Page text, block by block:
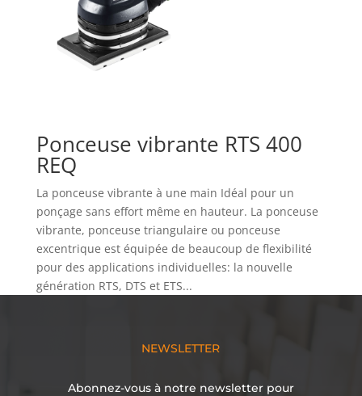
Ponceuse vibrante RTS 400
REQ
La ponceuse vibrante à une main Idéal pour un
ponçage sans effort même en hauteur. La ponceuse
vibrante, ponceuse triangulaire ou ponceuse
excentrique est équipée de beaucoup de flexibilité
pour des applications individuelles: la nouvelle
génération RTS, DTS et ETS...
NEWSLETTER
Abonnez-vous à notre newsletter pour